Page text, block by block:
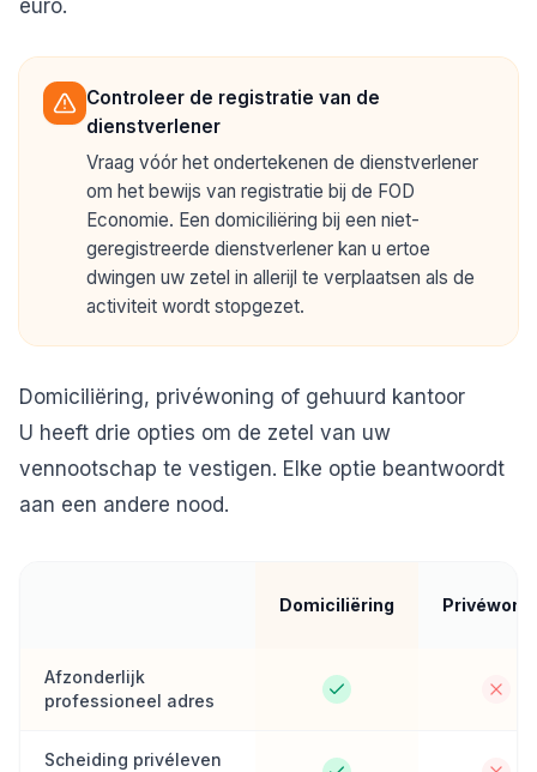
euro.
Controleer de registratie van de
dienstverlener
Vraag vóór het ondertekenen de dienstverlener
om het bewijs van registratie bij de FOD
Economie. Een domiciliëring bij een niet-
geregistreerde dienstverlener kan u ertoe
dwingen uw zetel in allerijl te verplaatsen als de
activiteit wordt stopgezet.
Domiciliëring, privéwoning of gehuurd kantoor
U heeft drie opties om de zetel van uw
vennootschap te vestigen. Elke optie beantwoordt
aan een andere nood.
Domiciliëring
Afzonderlijk
professioneel adres
Scheiding privéleven